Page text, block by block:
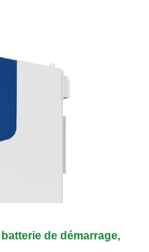
de démarrage,